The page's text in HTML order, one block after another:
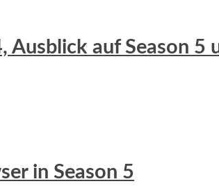
auf Season 5
in Season 5